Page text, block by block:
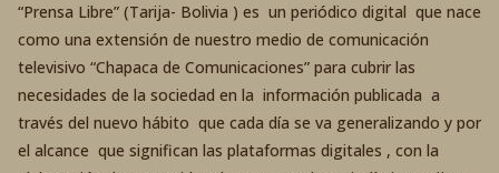
“Prensa Libre” (Tarija- Bolivia ) es un periódico digital que nace
como una extensión de nuestro medio de comunicación
televisivo “Chapaca de Comunicaciones” para cubrir las
necesidades de la sociedad en la información publicada a
través del nuevo hábito que cada día se va generalizando y por
el alcance que significan las plataformas digitales , con la